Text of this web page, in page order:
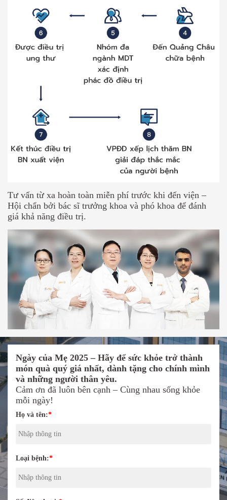
Tư vấn từ xa hoàn toàn miễn phí trước khi đến viện –
Hội chẩn bởi bác sĩ trưởng khoa và phó khoa để đánh
giá khả năng điều trị.
Ngày của Mẹ 2025 – Hãy để sức khỏe trở thành
món quà quý giá nhất, dành tặng cho chính mình
và những người thân yêu.
Cảm ơn đã luôn bên cạnh – Cùng nhau sống khỏe
mỗi ngày!
Họ và tên:*
Loại bệnh:*